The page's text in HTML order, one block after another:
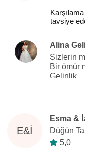
tavsiye
Alina
Sizlerin
Bir ömür
Gelinlik
E&İ
Esma &
Düğün
5,0